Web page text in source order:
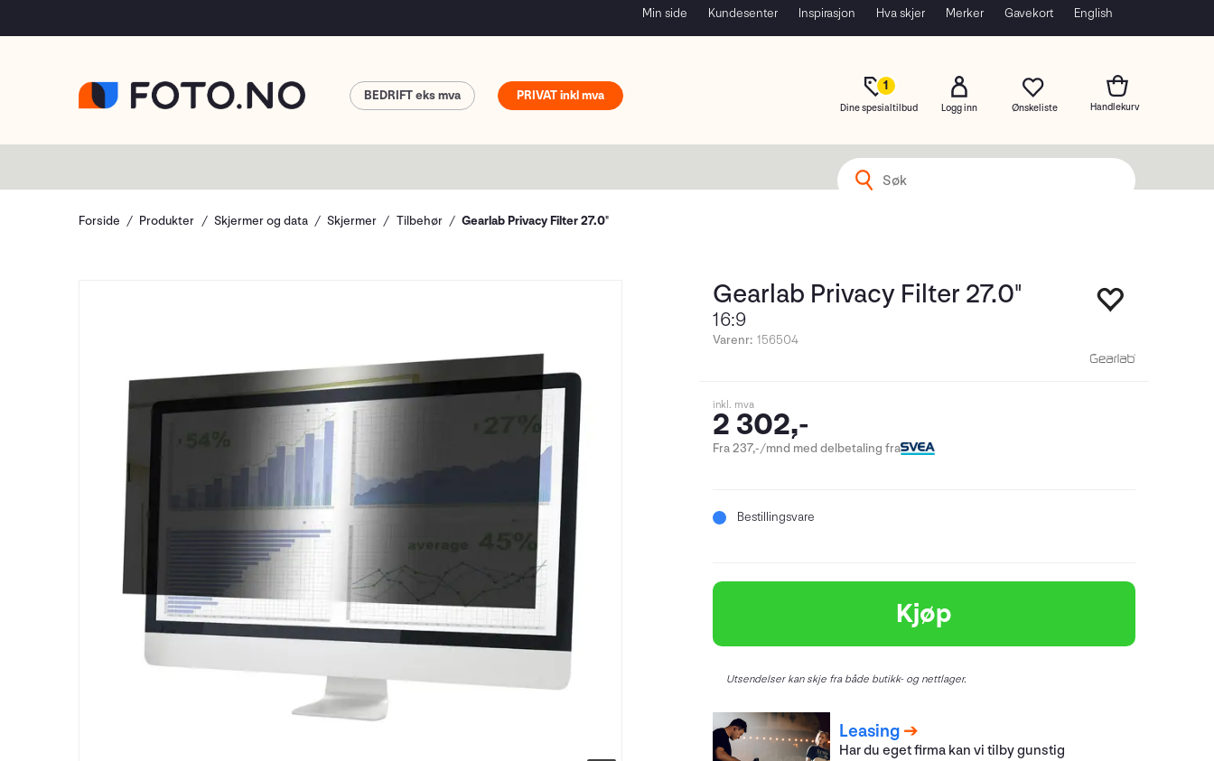
Min side Kundesenter Inspirasjon Hva skjer Merker Gavekort English
1
Dine spesialtilbud Logg inn
PRIVAT
BEDRIFT
Forside Produkter Skjermer og data Skjermer Tilbehør Gearlab Privacy Filter 27.0"
Gearlab Privacy Filter 27.0"
16:9
Varenr: 156504
inkl. mva
2 302,-
Fra 237,-/mnd med delbetaling fra
Bestillingsvare
Kjøp
Utsendelser kan skje fra både butikk- og nettlager.
Leasing
Har du eget firma kan vi tilby gunstig